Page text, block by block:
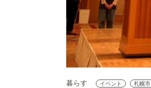
暮らす イベント 札幌市